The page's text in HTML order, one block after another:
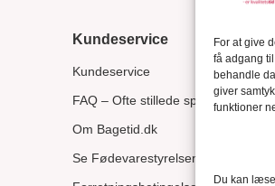
For at give
få adgang
behandle
giver
funktioner
Du kan
Kundeservice
Kundeservice
FAQ – Ofte stillede spørgsmål
Om Bagetid.dk
Se Fødevarestyrelsens smiley-